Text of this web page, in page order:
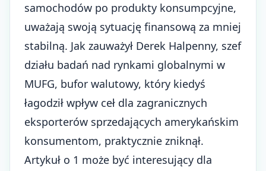
samochodów po produkty konsumpcyjne,
uważają swoją sytuację finansową za mniej
stabilną. Jak zauważył Derek Halpenny, szef
działu badań nad rynkami globalnymi w
MUFG, bufor walutowy, który kiedyś
łagodził wpływ ceł dla zagranicznych
eksporterów sprzedających amerykańskim
konsumentom, praktycznie zniknął.
Artykuł o 1 może być interesujący dla